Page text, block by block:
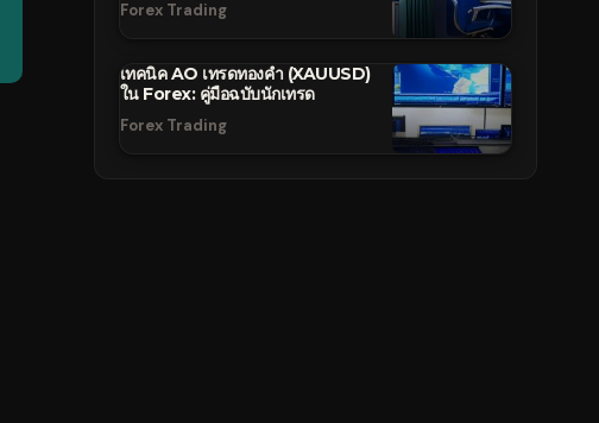
Forex Trading
เทคนิค AO เทรดทองคำ (XAUUSD)
ใน Forex: คู่มือฉบับนักเทรด
Forex Trading